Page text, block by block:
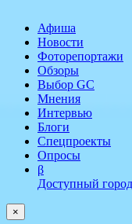
Афиша
Новости
Фоторепортажи
Обзоры
Выбор GC
Мнения
Интервью
Блоги
Спецпроекты
Опросы
β
Доступный город
×